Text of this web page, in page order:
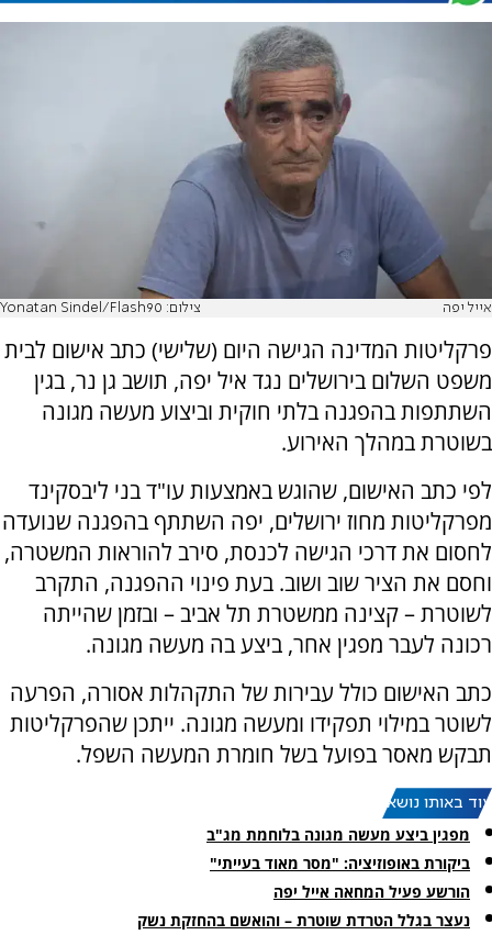
אייל יפה צילום: Yonatan Sindel/Flash90
פרקליטות המדינה הגישה היום (שלישי) כתב אישום לבית
משפט השלום בירושלים נגד איל יפה, תושב גן נר, בגין
השתתפות בהפגנה בלתי חוקית וביצוע מעשה מגונה
בשוטרת במהלך האירוע.
לפי כתב האישום, שהוגש באמצעות עו"ד בני ליבסקינד
מפרקליטות מחוז ירושלים, יפה השתתף בהפגנה שנועדה
לחסום את דרכי הגישה לכנסת, סירב להוראות המשטרה,
וחסם את הציר שוב ושוב. בעת פינוי ההפגנה, התקרב
לשוטרת – קצינה ממשטרת תל אביב – ובזמן שהייתה
רכונה לעבר מפגין אחר, ביצע בה מעשה מגונה.
כתב האישום כולל עבירות של התקהלות אסורה, הפרעה
לשוטר במילוי תפקידו ומעשה מגונה. ייתכן שהפרקליטות
תבקש מאסר בפועל בשל חומרת המעשה השפל.
עוד באותו נושא:
מפגין ביצע מעשה מגונה בלוחמת מג"ב
ביקורת באופוזיציה: "מסר מאוד בעייתי"
הורשע פעיל המחאה אייל יפה
נעצר בגלל הטרדת שוטרת – והואשם בהחזקת נשק